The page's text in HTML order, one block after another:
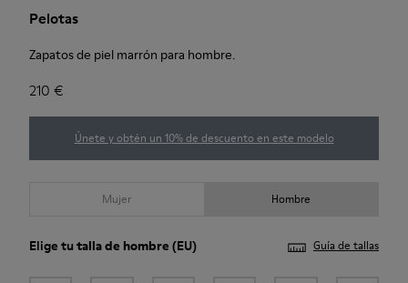
Pelotas
Zapatos de piel marrón para hombre.
210 €
Únete y obtén un 10% de descuento en este modelo
Mujer Hombre
Elige tu talla de hombre (EU) Guía de tallas